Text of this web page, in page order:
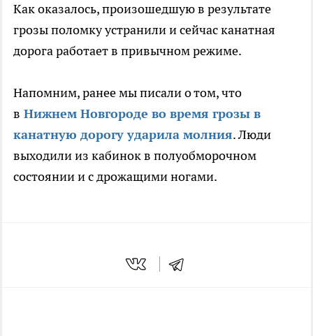
Как оказалось, произошедшую в результате
грозы поломку устранили и сейчас канатная
дорога работает в привычном режиме.
Напомним, ранее мы писали о том, что
в Нижнем Новгороде во время грозы в
канатную дорогу ударила молния. Люди
выходили из кабинок в полуобморочном
состоянии и с дрожащими ногами.